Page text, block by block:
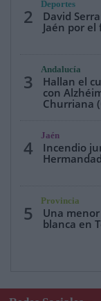
2
Deportes
David
Jaén por
3
Andalucía
Hallan el
con
Churriana
4
Jaén
Incendio
5
Provincia
Una
blanca en